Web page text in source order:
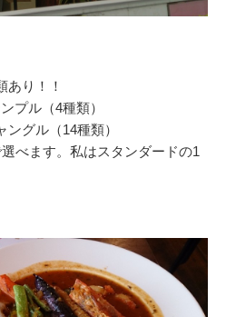
あり！！
プル（4種類）
グル（14種類）
選べます。私はスタンダードの1